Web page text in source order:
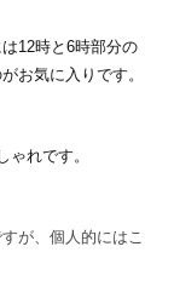
12時と6時部分の
お気に入りです。
れです。
が、個人的にはこ